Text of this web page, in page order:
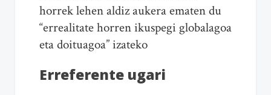
horrek lehen aldiz aukera ematen du
“errealitate horren ikuspegi globalagoa
eta doituagoa” izateko
Erreferente ugari